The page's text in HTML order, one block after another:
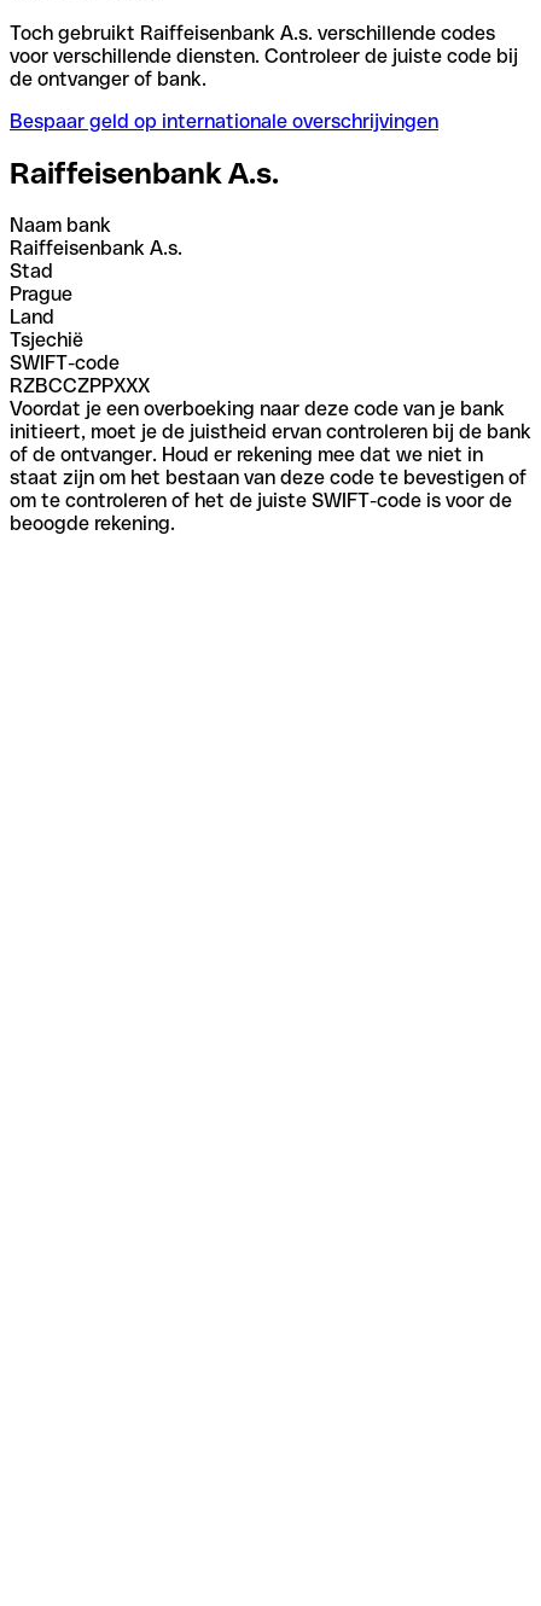
Toch gebruikt Raiffeisenbank A.s. verschillende codes
voor verschillende diensten. Controleer de juiste code bij
de ontvanger of bank.
Bespaar geld op internationale overschrijvingen
Raiffeisenbank A.s.
Naam bank
Raiffeisenbank A.s.
Stad
Prague
Land
Tsjechië
SWIFT-code
RZBCCZPPXXX
Voordat je een overboeking naar deze code van je bank
initieert, moet je de juistheid ervan controleren bij de bank
of de ontvanger. Houd er rekening mee dat we niet in
staat zijn om het bestaan van deze code te bevestigen of
om te controleren of het de juiste SWIFT-code is voor de
beoogde rekening.